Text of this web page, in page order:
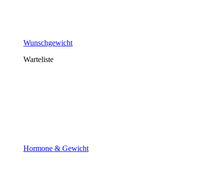
Wunschgewicht
Warteliste
Hormone & Gewicht